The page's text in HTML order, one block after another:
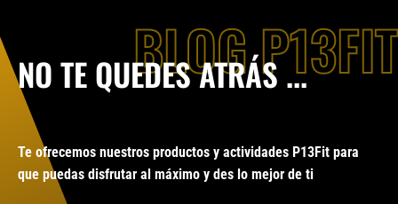
NO TE QUEDES ATRÁS ...
BLOG P13FIT
Te ofrecemos nuestros productos y actividades P13Fit para
que puedas disfrutar al máximo y des lo mejor de ti